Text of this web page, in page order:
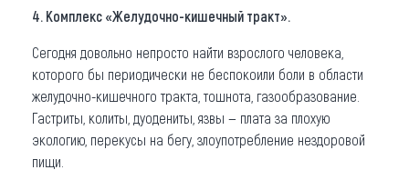
4. Комплекс «Желудочно-кишечный тракт».
Сегодня довольно непросто найти взрослого человека,
которого бы периодически не беспокоили боли в области
желудочно-кишечного тракта, тошнота, газообразование.
Гастриты, колиты, дуодениты, язвы — плата за плохую
экологию, перекусы на бегу, злоупотребление нездоровой
пищи.